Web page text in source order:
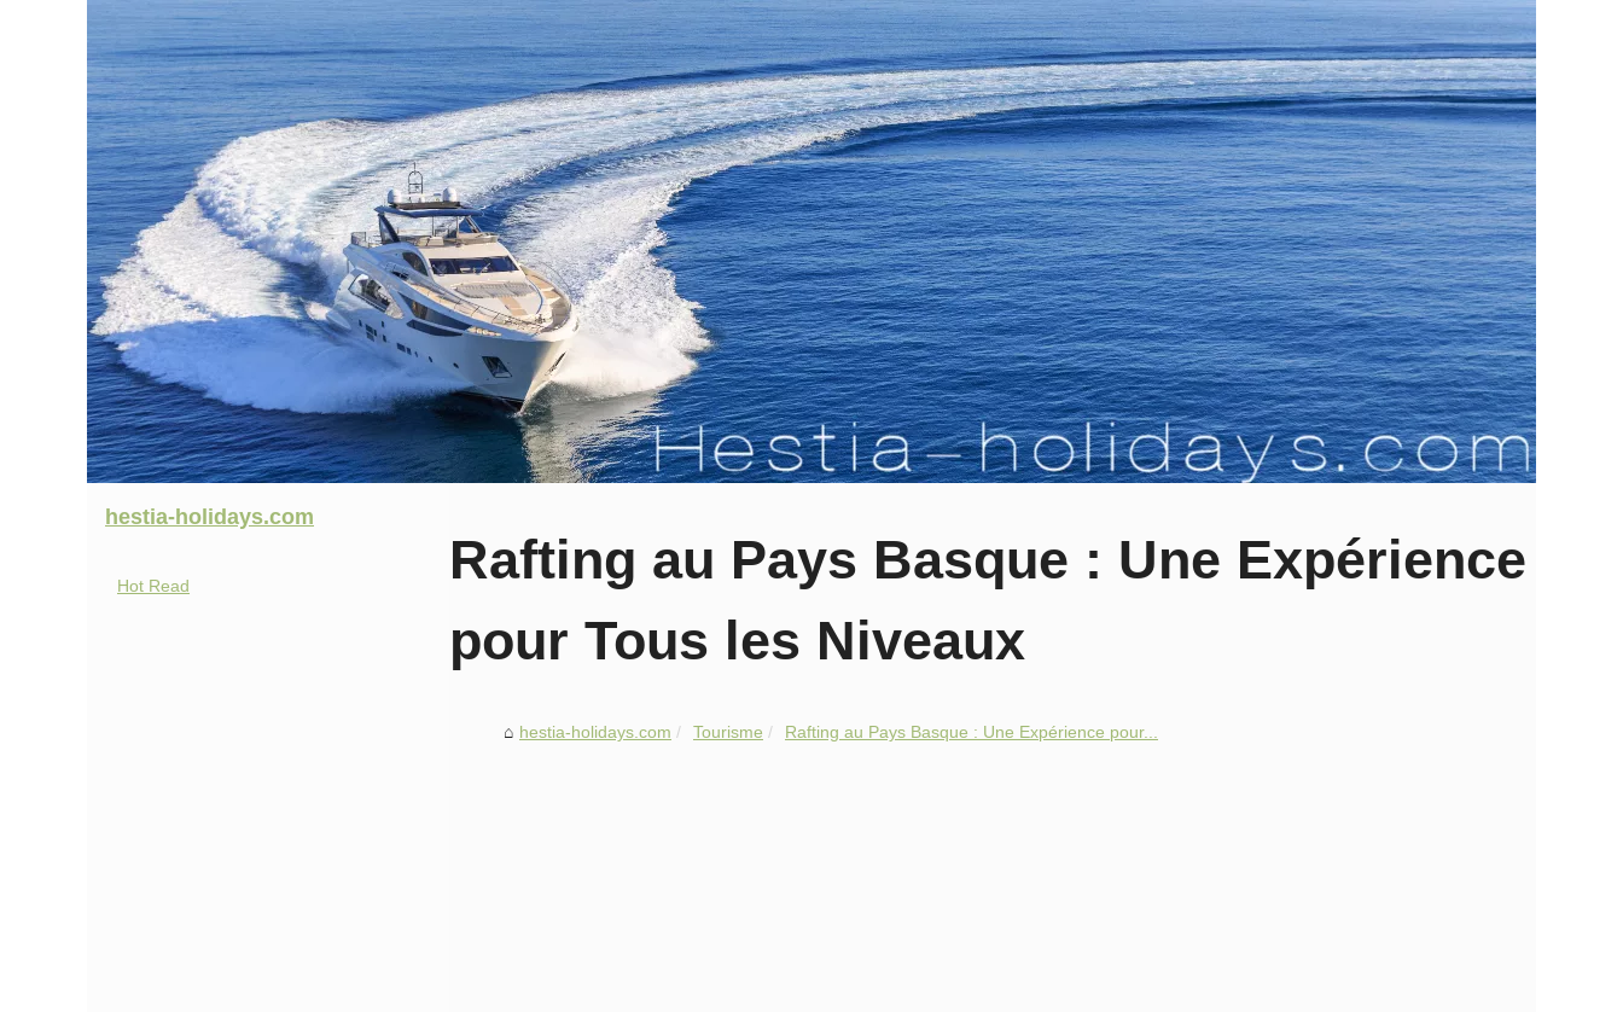
Rafting au Pays Basque : Une Expérience
pour Tous les Niveaux
hestia-holidays.com Tourisme Rafting au Pays Basque : Une Expérience pour...
hestia-holidays.com
Hot Read